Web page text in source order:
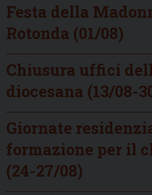
Festa della
Rotonda (01/08)
Chiusura uffici
diocesana (13/08-
Giornate
formazione per il
(24-27/08)